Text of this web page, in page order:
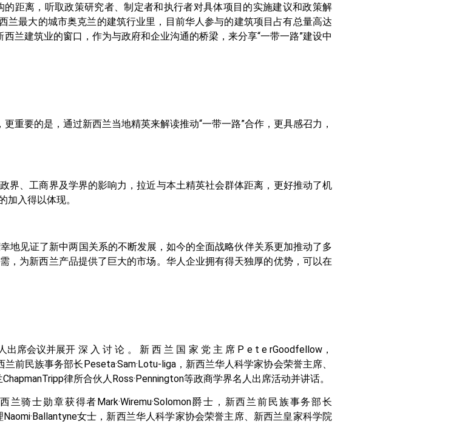
距离，听取政策研究者、制定者和执行者对具体项目的实施建议和政策解
最大的城市奥克兰的建筑行业里，目前华人参与的建筑项目占有总量高达
兰建筑业的窗口，作为与政府和企业沟通的桥梁，来分享“一带一路”建设中
重要的是，通过新西兰当地精英来解读推动“一带一路”合作，更具感召力，
界、工商界及学界的影响力，拉近与本土精英社会群体距离，更好推动了机
入得以体现。
地见证了新中两国关系的不断发展，如今的全面战略伙伴关系更加推动了多
为新西兰产品提供了巨大的市场。华人企业拥有得天独厚的优势，可以在
席会议并展开 深 入 讨 论 。 新 西 兰 国 家 党 主 席 P e t e rGoodfellow，
前民族事务部长Peseta·Sam·Lotu-liga，新西兰华人科学家协会荣誉主席、
律所合伙人Ross·Pennington等政商学界名人出席活动并讲话。
骑士勋章获得者Mark·Wiremu·Solomon爵士，新西兰前民族事务部长
女士，新西兰华人科学家协会荣誉主席、新西兰皇家科学院